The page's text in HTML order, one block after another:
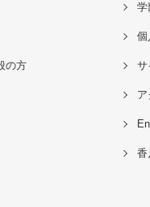
の方
学
個
サ
ア
香